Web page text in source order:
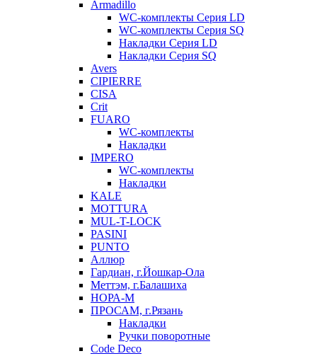
Armadillo
WC-комплекты Серия LD
WC-комплекты Серия SQ
Накладки Серия LD
Накладки Серия SQ
Avers
CIPIERRE
CISA
Crit
FUARO
WC-комплекты
Накладки
IMPERO
WC-комплекты
Накладки
KALE
MOTTURA
MUL-T-LOCK
PASINI
PUNTO
Аллюр
Гардиан, г.Йошкар-Ола
Меттэм, г.Балашиха
НОРА-М
ПРОСАМ, г.Рязань
Накладки
Ручки поворотные
Code Deco